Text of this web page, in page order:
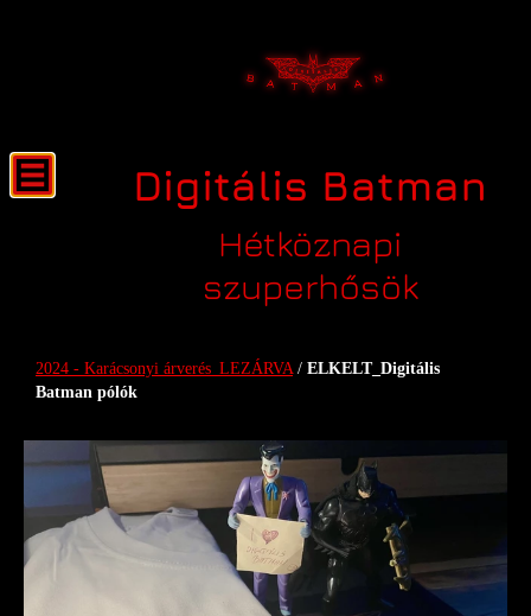
Digitális Batman
Hétköznapi
szuperhősök
ELKELT_Digitális Batman pólók
2024 - Karácsonyi árverés_LEZÁRVA/ ELKELT_Digitális
Batman pólók